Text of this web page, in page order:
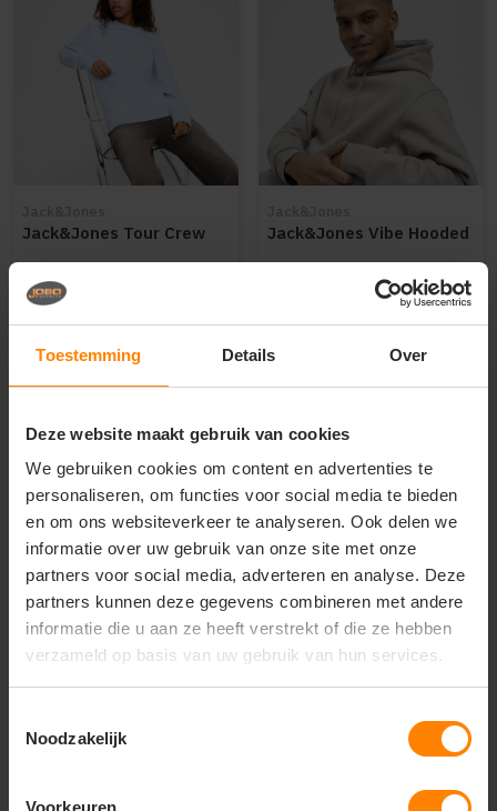
Toestemming Details Over
Deze website maakt gebruik van cookies
We gebruiken cookies om content en advertenties te
personaliseren, om functies voor social media te bieden
en om ons websiteverkeer te analyseren. Ook delen we
informatie over uw gebruik van onze site met onze
partners voor social media, adverteren en analyse. Deze
partners kunnen deze gegevens combineren met andere
informatie die u aan ze heeft verstrekt of die ze hebben
verzameld op basis van uw gebruik van hun services.
Noodzakelijk
Voorkeuren
Jack&Jones Tour Crew
Materiaal: Organic Cotton / Recycled
Eigenschap: Hoge kwaliteit
1811
PERSONALISEER
Jack&Jones Vibe Hooded
Materiaal: Organic Cotton / Recycled
Eigenschap: Zachte stof
4133
PERSONALISEER
Jack&Jones
B&C Collection kleding